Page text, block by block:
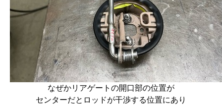
なぜかリアゲートの開口部の位置が
センターだとロッドが干渉する位置にあり